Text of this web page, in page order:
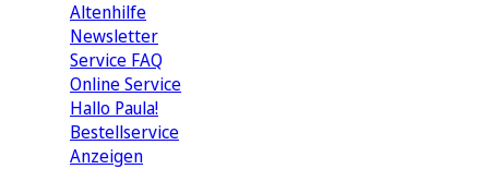
Altenhilfe
Newsletter
Service FAQ
Online Service
Hallo Paula!
Bestellservice
Anzeigen